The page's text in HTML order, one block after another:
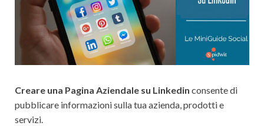
Creare una Pagina Aziendale su Linkedin consente di
pubblicare informazioni sulla tua azienda, prodotti e
servizi.